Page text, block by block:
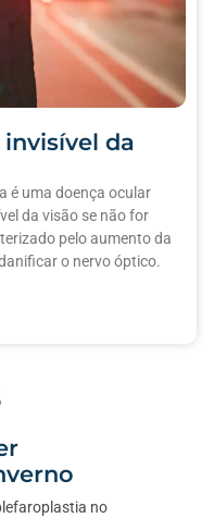
da
é uma doença ocular
da visão se não for
pelo aumento da
o nervo óptico.
no